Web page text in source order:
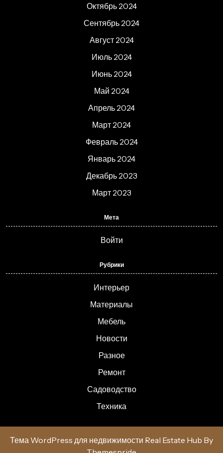
Октябрь 2024
Сентябрь 2024
Август 2024
Июль 2024
Июнь 2024
Май 2024
Апрель 2024
Март 2024
Февраль 2024
Январь 2024
Декабрь 2023
Март 2023
Мета
Войти
Рубрики
Интерьер
Материалы
Мебель
Новости
Разное
Ремонт
Садоводство
Техника
Тема WordPress для недвижимости Real Estate Hub By